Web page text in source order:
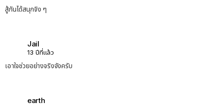
สู้กันได้สนุกจิง ๆ
Jail
13 ปีที่แล้ว
เอาใจช่วยอย่างจริงจังครับ
earth